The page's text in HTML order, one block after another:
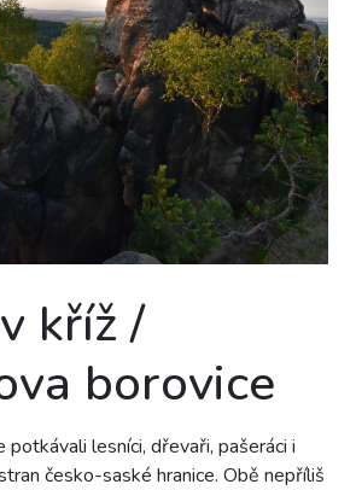
kříž /
borovice
potkávali lesníci, dřevaři, pašeráci i
česko-saské hranice. Obě nepříliš